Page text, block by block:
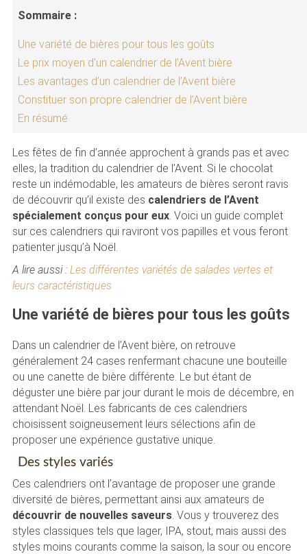
Sommaire :
Une variété de bières pour tous les goûts
Le prix moyen d’un calendrier de l’Avent bière
Les avantages d’un calendrier de l’Avent bière
Constituer son propre calendrier de l’Avent bière
En résumé
Les fêtes de fin d’année approchent à grands pas et avec
elles, la tradition du calendrier de l’Avent. Si le chocolat
reste un indémodable, les amateurs de bières seront ravis
de découvrir qu’il existe des calendriers de l’Avent
spécialement conçus pour eux. Voici un guide complet
sur ces calendriers qui raviront vos papilles et vous feront
patienter jusqu’à Noël.
A lire aussi : Les différentes variétés de salades vertes et
leurs caractéristiques
Une variété de bières pour tous les goûts
Dans un calendrier de l’Avent bière, on retrouve
généralement 24 cases renfermant chacune une bouteille
ou une canette de bière différente. Le but étant de
déguster une bière par jour durant le mois de décembre, en
attendant Noël. Les fabricants de ces calendriers
choisissent soigneusement leurs sélections afin de
proposer une expérience gustative unique.
Des styles variés
Ces calendriers ont l’avantage de proposer une grande
diversité de bières, permettant ainsi aux amateurs de
découvrir de nouvelles saveurs. Vous y trouverez des
styles classiques tels que lager, IPA, stout, mais aussi des
styles moins courants comme la saison, la sour ou encore